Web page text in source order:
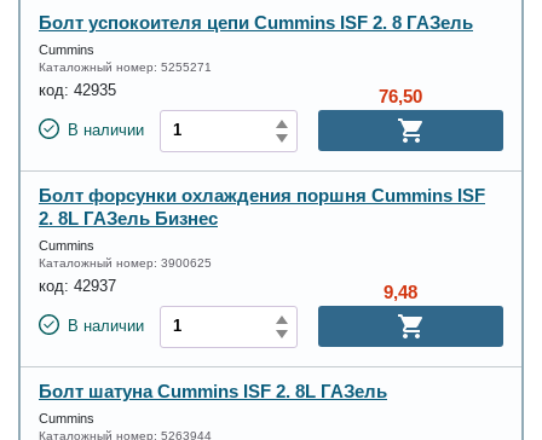
Болт успокоителя цепи Cummins ISF 2. 8 ГАЗель
Cummins
Каталожный номер: 5255271
код: 42935
В наличии
76,50
Болт форсунки охлаждения поршня Cummins ISF
2. 8L ГАЗель Бизнес
Cummins
Каталожный номер: 3900625
код: 42937
В наличии
9,48
Болт шатуна Cummins ISF 2. 8L ГАЗель
Cummins
Каталожный номер: 5263944